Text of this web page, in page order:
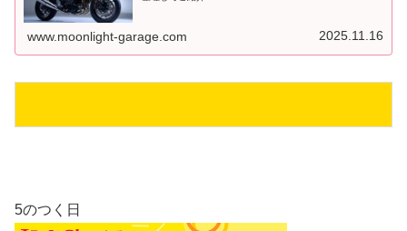
www.moonlight-garage.com 2025.11.16
5のつく日